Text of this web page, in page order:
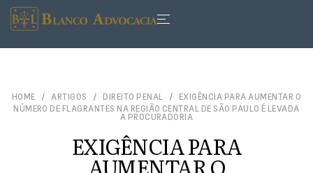
HOME ARTIGOS DIREITO PENAL
EXIGÊNCIA PARA AUMENTAR O
NÚMERO DE FLAGRANTES NA REGIÃO CENTRAL DE SÃO PAULO É LEVADA
A PROCURADORIA
EXIGÊNCIA PARA